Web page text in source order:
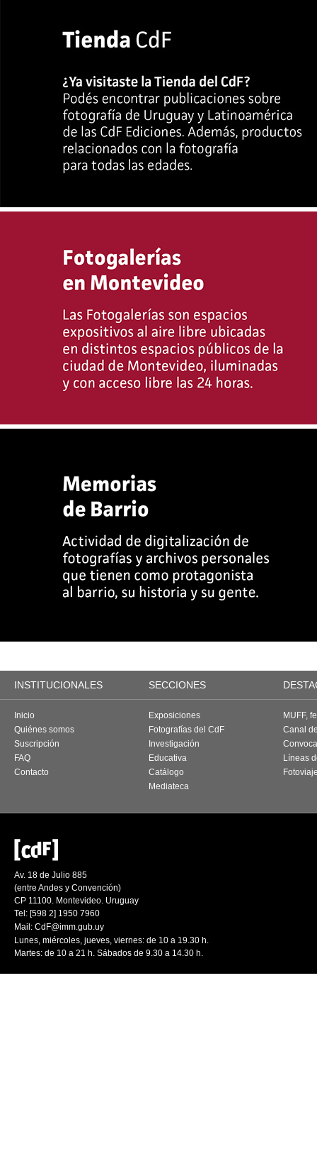
INSTITUCIONALES SECCIONES
Inicio
Quiénes somos
Suscripción
FAQ
Contacto
Exposiciones
Fotografías del CdF
Investigación
Educativa
Catálogo
Mediateca
MUFF,
Canal
Líneas
Av. 18 de Julio 885
(entre Andes y Convención)
CP 11100. Montevideo. Uruguay
Tel: [598 2] 1950 7960
Mail: CdF@imm.gub.uy
Lunes, miércoles, jueves, viernes: de 10 a 19.30 h.
Martes: de 10 a 21 h. Sábados de 9.30 a 14.30 h.